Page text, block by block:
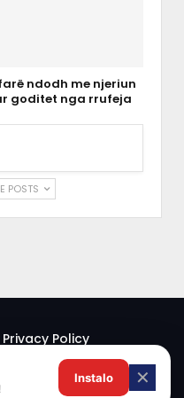
ndodh me njeriun
goditet nga rrufeja
POSTS
Privacy Policy
Instalo ✕